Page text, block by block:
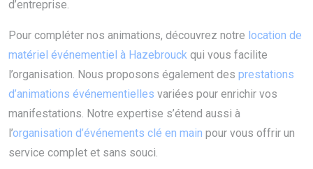
d’entreprise.
Pour compléter nos animations, découvrez notre location de
matériel événementiel à Hazebrouck qui vous facilite
l’organisation. Nous proposons également des prestations
d’animations événementielles variées pour enrichir vos
manifestations. Notre expertise s’étend aussi à
l’organisation d’événements clé en main pour vous offrir un
service complet et sans souci.